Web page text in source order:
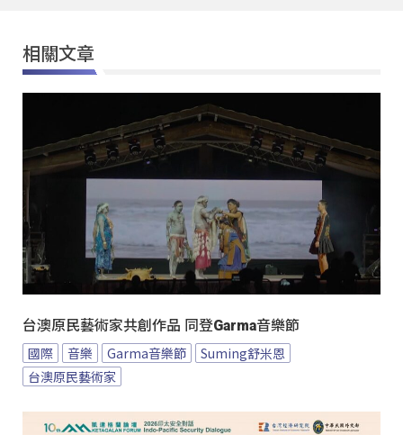
相關文章
台澳原民藝術家共創作品 同登Garma音樂節
國際 音樂 Garma音樂節
Suming舒米恩
台澳原民藝術家